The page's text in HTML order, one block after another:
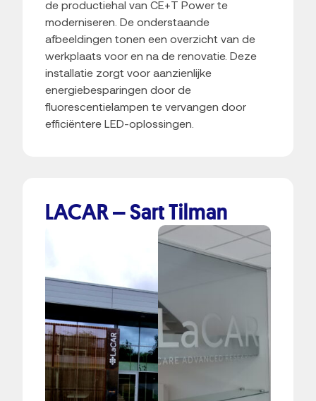
de productiehal van CE+T Power te
moderniseren. De onderstaande
afbeeldingen tonen een overzicht van de
werkplaats voor en na de renovatie. Deze
installatie zorgt voor aanzienlijke
energiebesparingen door de
fluorescentielampen te vervangen door
efficiëntere LED-oplossingen.
LACAR – Sart Tilman